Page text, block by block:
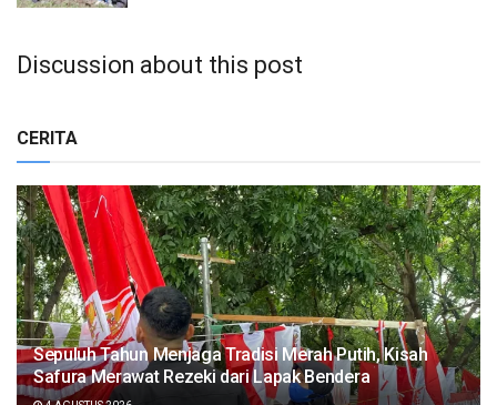
Discussion about this post
CERITA
Sepuluh Tahun Menjaga Tradisi Merah Putih, Kisah
Safura Merawat Rezeki dari Lapak Bendera